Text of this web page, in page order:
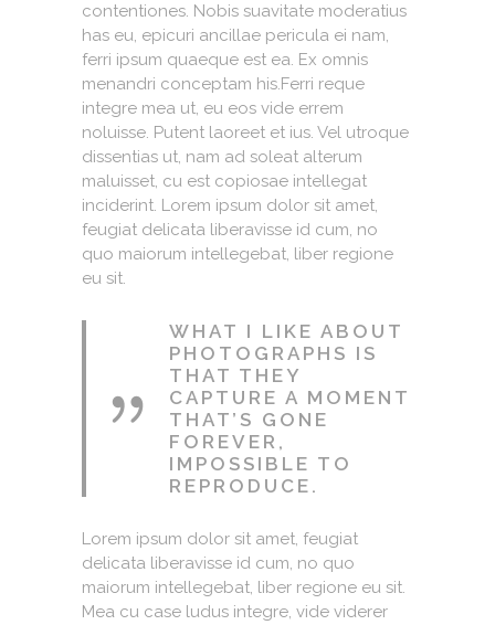
contentiones. Nobis suavitate moderatius
has eu, epicuri ancillae pericula ei nam,
ferri ipsum quaeque est ea. Ex omnis
menandri conceptam his.Ferri reque
integre mea ut, eu eos vide errem
noluisse. Putent laoreet et ius. Vel utroque
dissentias ut, nam ad soleat alterum
maluisset, cu est copiosae intellegat
inciderint. Lorem ipsum dolor sit amet,
feugiat delicata liberavisse id cum, no
quo maiorum intellegebat, liber regione
eu sit.
WHAT I LIKE ABOUT
PHOTOGRAPHS IS
THAT THEY
CAPTURE A MOMENT
THAT’S GONE
FOREVER,
IMPOSSIBLE TO
REPRODUCE.
Lorem ipsum dolor sit amet, feugiat
delicata liberavisse id cum, no quo
maiorum intellegebat, liber regione eu sit.
Mea cu case ludus integre, vide viderer